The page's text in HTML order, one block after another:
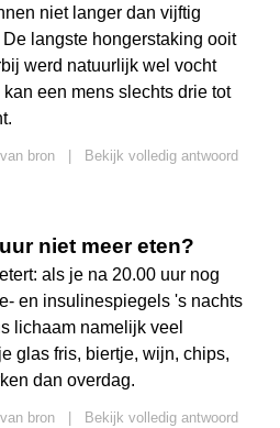
niet langer dan vijftig
langste hongerstaking ooit
werd natuurlijk wel vocht
een mens slechts drie tot
bron
Bekijk volledig antwoord
niet meer eten?
als je na 20.00 uur nog
en insulinespiegels 's nachts
lichaam namelijk veel
glas fris, biertje, wijn, chips,
dan overdag.
bron
Bekijk volledig antwoord